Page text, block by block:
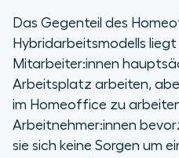
Das Gegenteil des
Hybridarbeitsmodells liegt
Mitarbeiter:innen
Arbeitsplatz arbeiten,
im Homeoffice zu
Arbeitnehmer:innen
sie sich keine Sorgen um